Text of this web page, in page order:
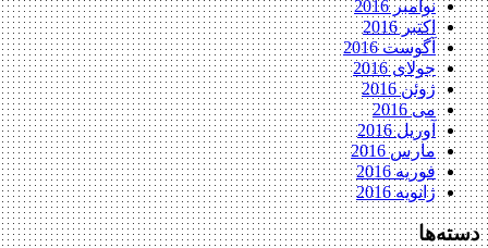
نوامبر 2016
اکتبر 2016
آگوست 2016
جولای 2016
ژوئن 2016
می 2016
آوریل 2016
مارس 2016
فوریه 2016
ژانویه 2016
دسته‌ها